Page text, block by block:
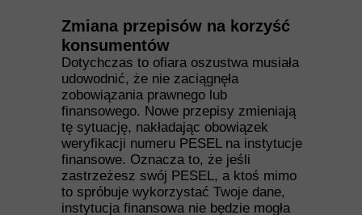
Zmiana przepisów na korzyść
konsumentów
Dotychczas to ofiara oszustwa musiała
udowodnić, że nie zaciągnęła
zobowiązania prawnego lub
finansowego. Nowe przepisy zmieniają
tę sytuację, nakładając obowiązek
weryfikacji numeru PESEL na instytucje
finansowe. Oznacza to, że jeśli
zastrzeżesz swój PESEL, a ktoś mimo
to spróbuje wykorzystać Twoje dane,
instytucja finansowa nie będzie mogła